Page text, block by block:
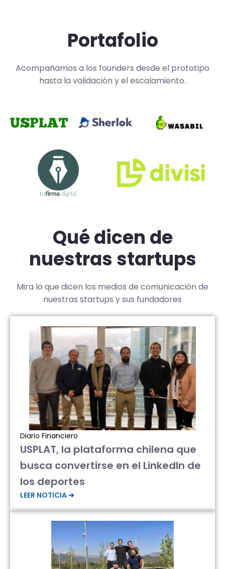
Portafolio
Acompañamos a los founders desde el prototipo
hasta la validación y el escalamiento.
Qué dicen de
nuestras startups
Mira lo que dicen los medios de comunicación de
nuestras startups y sus fundadores
Diario Financiero
USPLAT, la plataforma chilena que
busca convertirse en el LinkedIn de
los deportes
LEER NOTICIA ➔